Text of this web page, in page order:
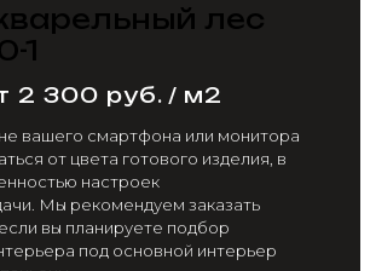
лес
1
2 300 руб. / м2
вашего смартфона или монитора
от цвета готового изделия, в
настроек
Мы рекомендуем заказать
вы планируете подбор
под основной интерьер